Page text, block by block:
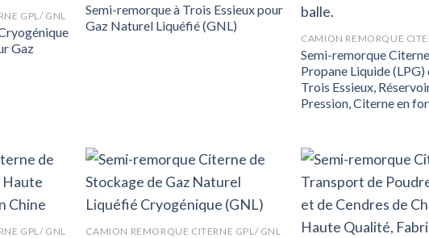
GPL/ GNL
Gaz
Semi-remorque à Trois Essieux pour
Gaz Naturel Liquéfié (GNL)
CAMION REMORQUE
Semi-remorque
Propane Liquide (LPG)
Trois Essieux,
Pression, Citerne en
GPL/ GNL CAMION REMORQUE CITERNE GPL/ GNL